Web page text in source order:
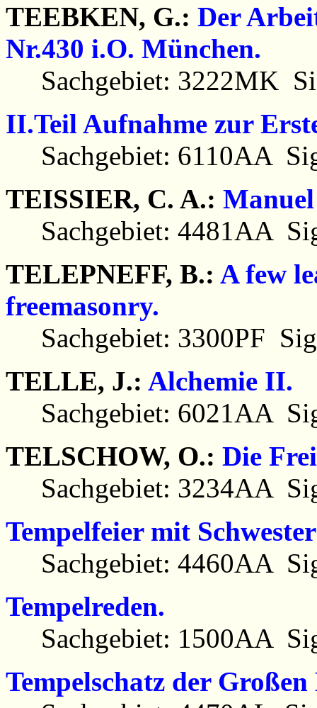
TEEBKEN, G.: Der
Nr.430 i.O. München.
Sachgebiet: 3222MK
II.Teil Aufnahme zur
Sachgebiet: 6110AA
TEISSIER, C. A.:
Sachgebiet: 4481AA
TELEPNEFF, B.: A few
freemasonry.
Sachgebiet: 3300PF
TELLE, J.: Alchemie II.
Sachgebiet: 6021AA
TELSCHOW, O.: Die
Sachgebiet: 3234AA
Tempelfeier mit
Sachgebiet: 4460AA
Tempelreden.
Sachgebiet: 1500AA
Tempelschatz der